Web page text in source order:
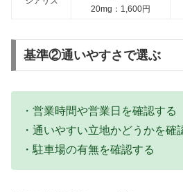
20mg：1,600円
基準②通いやすさで選ぶ
・営業時間や営業日を確認する
・通いやすい立地かどうかを確
・駐車場の有無を確認する